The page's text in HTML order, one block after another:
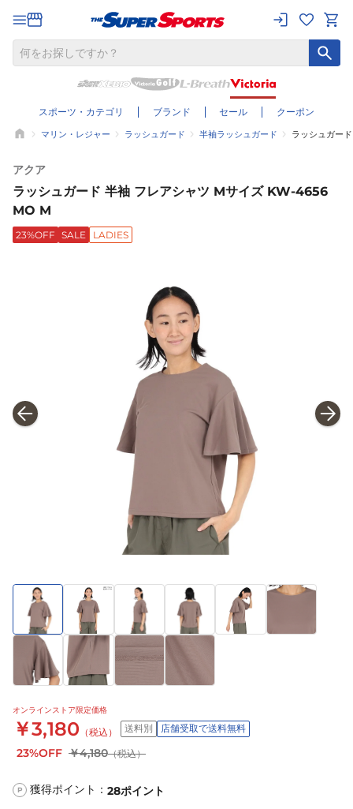
スポーツ・カテゴリ ブランド セール クーポン
マリン・レジャー ラッシュガード 半袖ラッシュガード ラッシュガー
アクア
ラッシュガード 半袖 フレアシャツ Mサイズ KW-4656
MO M
23%OFF SALE LADIES
オンラインストア限定価格
￥3,180 （税込） 送料別 店舗受取で送料無料
23%OFF ￥4,180（税込）
P 獲得ポイント： 28ポイント